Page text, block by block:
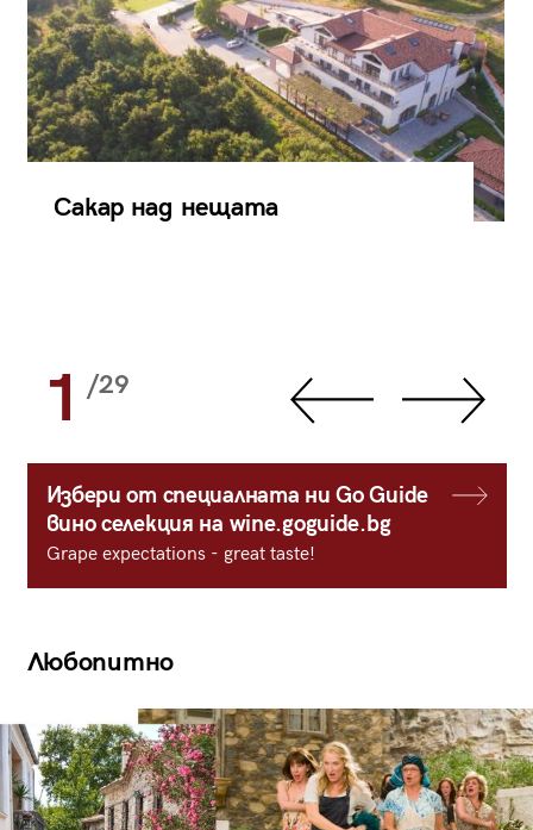
Сакар над нещата
1 /29
Избери от специалната ни Go Guide
вино селекция на wine.goguide.bg
Grape expectations - great taste!
Любопитно